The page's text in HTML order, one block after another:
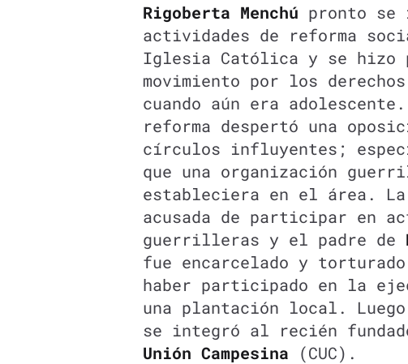
Rigoberta Menchú pronto se
actividades de reforma
Iglesia Católica y se hizo
movimiento por los
cuando aún era
reforma despertó una
círculos influyentes;
que una organización
estableciera en el área.
acusada de participar en
guerrilleras y el padre de
fue encarcelado y torturado
haber participado en la
una plantación local.
se integró al recién
Unión Campesina (CUC).